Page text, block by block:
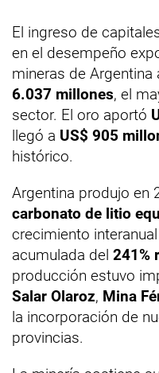
El ingreso de
en el desempeño
mineras de
6.037 millones, el
sector. El oro aportó
llegó a US$ 905
histórico.
Argentina produjo en
carbonato de litio
crecimiento
acumulada del 241%
producción estuvo
Salar Olaroz, Mina
la incorporación de
provincias.